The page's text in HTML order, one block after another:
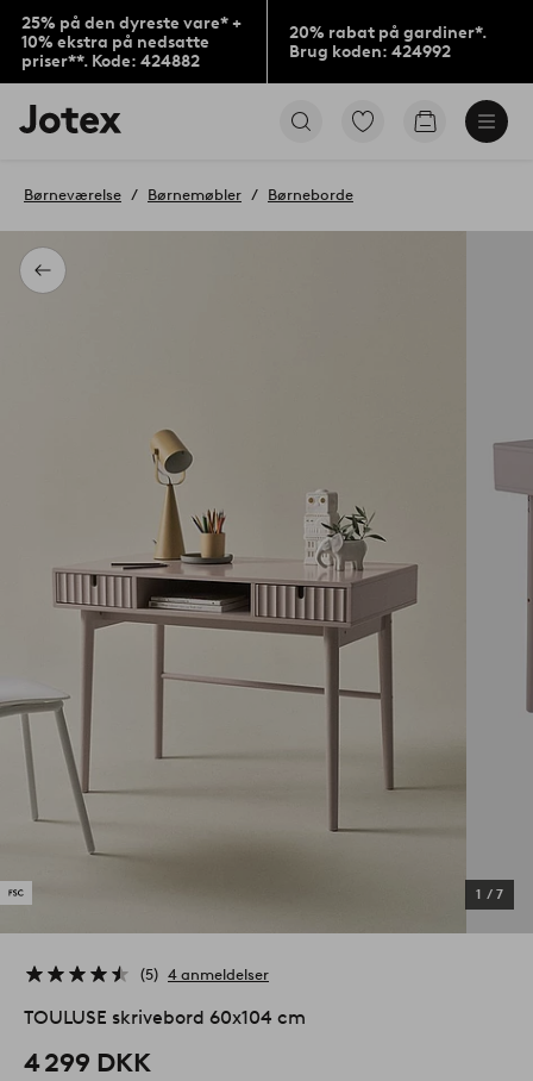
25% på den dyreste vare* +
10% ekstra på nedsatte
priser**. Kode: 424882
20% rabat på gardiner*.
Brug koden: 424992
Jotex
logo
til
Gå
Gå
Tilbage
Børneværelse Børnemøbler Børneborde
1 / 7
5 4 anmeldelser
TOULUSE skrivebord 60x104 cm
4 299 DKK